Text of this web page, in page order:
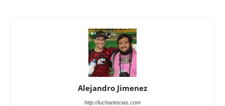
Alejandro Jimenez
http://luchantocias.com